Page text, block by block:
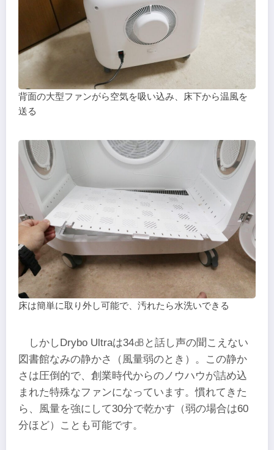
背面の大型ファンがら空気を吸い込み、床下から温風を
送る
床は簡単に取り外し可能で、汚れたら水洗いできる
しかしDrybo Ultraは34㏈と話し声の聞こえない
図書館なみの静かさ（風量弱のとき）。この静か
さは圧倒的で、創業時代からのノウハウが詰め込
まれた特殊なファンになっています。慣れてきた
ら、風量を強にして30分で乾かす（弱の場合は60
分ほど）ことも可能です。